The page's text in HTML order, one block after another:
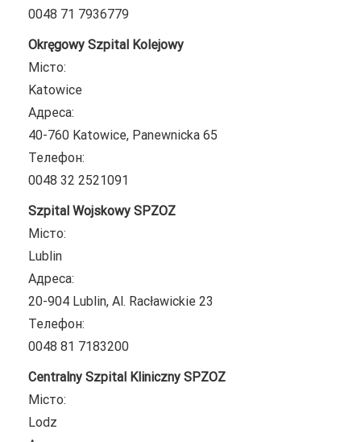
0048 71 7936779
Okręgowy Szpital Kolejowy
Місто:
Katowice
Адреса:
40-760 Katowice, Panewnicka 65
Телефон:
0048 32 2521091
Szpital Wojskowy SPZOZ
Місто:
Lublin
Адреса:
20-904 Lublin, Al. Racławickie 23
Телефон:
0048 81 7183200
Centralny Szpital Kliniczny SPZOZ
Місто:
Lodz